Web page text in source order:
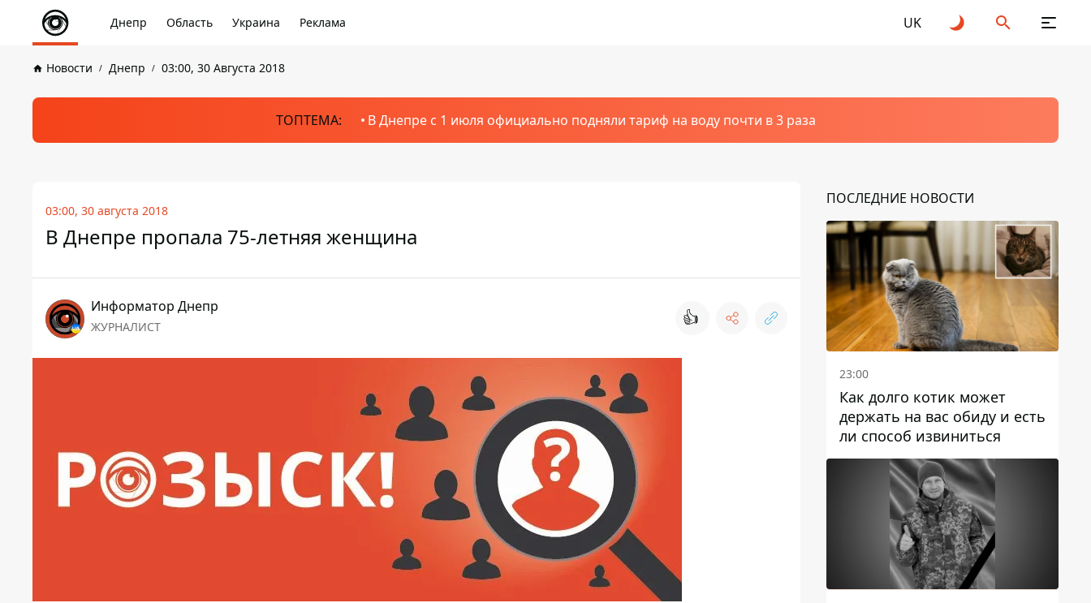
Днепр Область Украина Реклама UK
Новости Днепр 03:00, 30 Августа 2018
ТОПТЕМА: В Днепре с 1 июля официально подняли тариф на воду почти в 3 раза
03:00, 30 августа 2018
В Днепре пропала 75-летняя женщина
Информатор Днепр
ЖУРНАЛИСТ 👍
ПОСЛЕДНИЕ НОВОСТИ
23:00
Как долго котик может
держать на вас обиду и есть
ли способ извиниться